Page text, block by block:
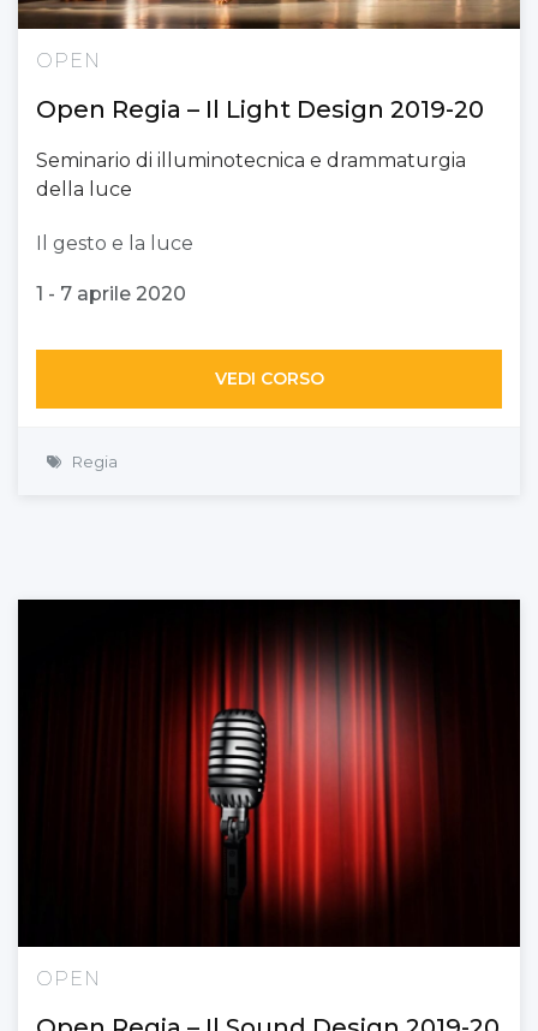
OPEN
Open Regia – Il Light Design 2019-20
Seminario di illuminotecnica e drammaturgia
della luce
Il gesto e la luce
1 - 7 aprile 2020
VEDI CORSO
Regia
OPEN